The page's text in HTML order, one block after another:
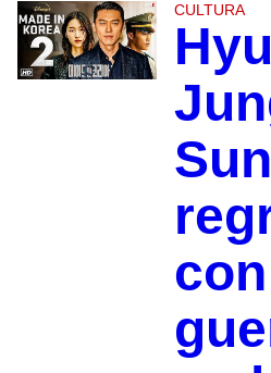
CULTURA